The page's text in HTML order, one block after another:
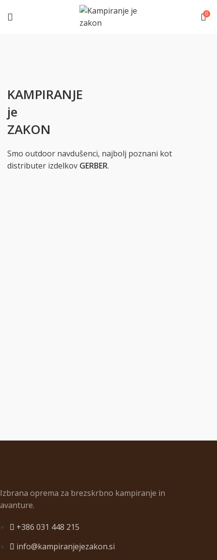
0
KAMPIRANJE
je
ZAKON
Smo outdoor navdušenci, najbolj poznani kot
distributer izdelkov GERBER.
Izbrana oprema za brezskrbno kampiranje in
avanture.
+386 031 448 215
info@kampiranjejezakon.si